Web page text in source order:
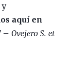
y
aquí en
Ovejero S. et